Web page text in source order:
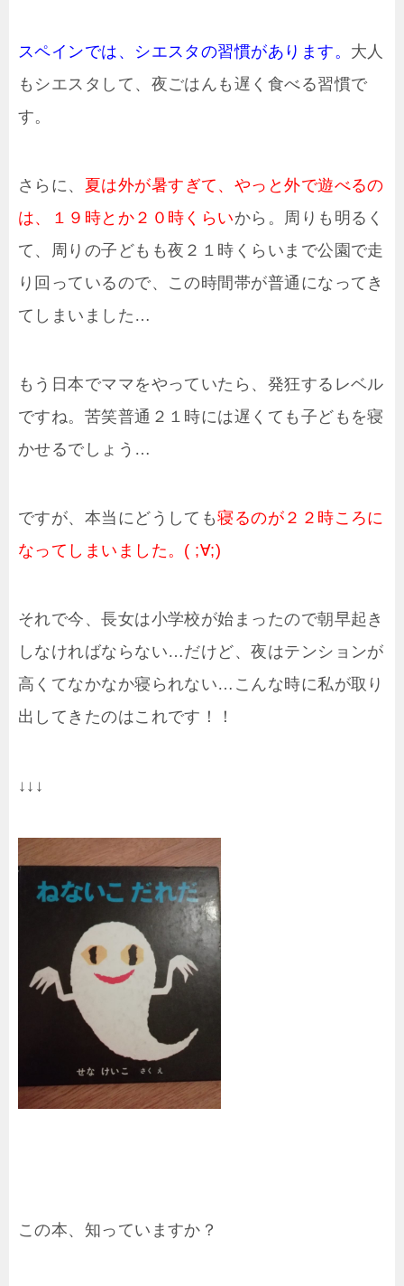
スペインでは、シエスタの習慣があります。 大人
もシエスタして、夜ごはんも遅く食べる習慣で
す。
さらに、 夏は外が暑すぎて、やっと外で遊べるの
は、１９時とか２０時くらいから。周りも明るく
て、周りの子どもも夜２１時くらいまで公園で走
り回っているので、この時間帯が普通になってき
てしまいました…
もう日本でママをやっていたら、発狂するレベル
ですね。苦笑普通２１時には遅くても子どもを寝
かせるでしょう…
ですが、本当にどうしても寝るのが２２時ころに
なってしまいました。( ;∀;)
それで今、長女は小学校が始まったので朝早起き
しなければならない…だけど、夜はテンションが
高くてなかなか寝られない…こんな時に私が取り
出してきたのはこれです！！
↓↓↓
この本、知っていますか？